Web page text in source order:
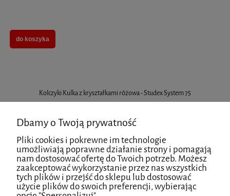
do koszyka
Kolczyki Kulka z kryształkami różowa - Studex System 75
Dbamy o Twoją prywatność
Pliki cookies i pokrewne im technologie
umożliwiają poprawne działanie strony i pomagają
nam dostosować ofertę do Twoich potrzeb. Możesz
zaakceptować wykorzystanie przez nas wszystkich
tych plików i przejść do sklepu lub dostosować
użycie plików do swoich preferencji, wybierając